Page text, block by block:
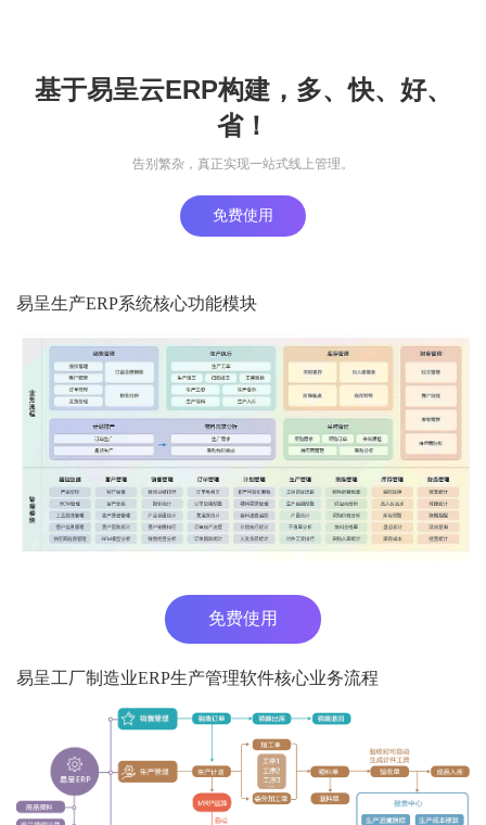
基于易呈云ERP构建，多、快、好、
省！
告别繁杂，真正实现一站式线上管理。
免费使用
易呈生产ERP系统核心功能模块
免费使用
易呈工厂制造业ERP生产管理软件核心业务流程